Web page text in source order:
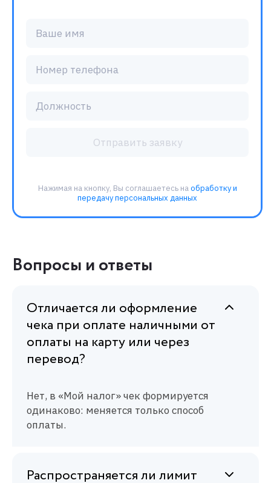
Вопросы и ответы
Отличается ли оформление
чека при оплате наличными от
оплаты на карту или через
перевод?
Нет, в «Мой налог» чек формируется
одинаково: меняется только способ
оплаты.
Распространяется ли лимит